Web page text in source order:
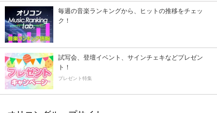
毎週の音楽ランキングから、ヒットの推移をチェッ
ク！
試写会、登壇イベント、サインチェキなどプレゼン
ト！
プレゼント特集